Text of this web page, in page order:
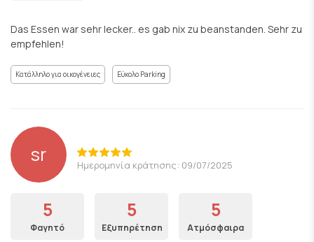
Das Essen war sehr lecker.. es gab nix zu beanstanden. Sehr zu
empfehlen!
Κατάλληλο για οικογένειες Εύκολο Parking
sr Ημερομηνία κράτησης: 09/07/2025
5
Φαγητό
5
Εξυπηρέτηση
5
Ατμόσφαιρα